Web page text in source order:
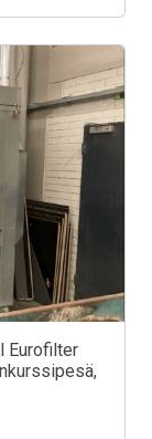
Eurofilter